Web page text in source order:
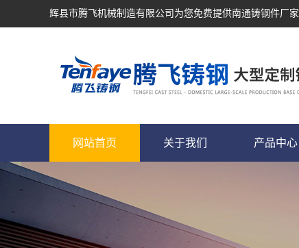
辉县市腾飞机械制造有限公司为您免费提供南通铸钢件厂家
网站首页 关于我们 产品中心